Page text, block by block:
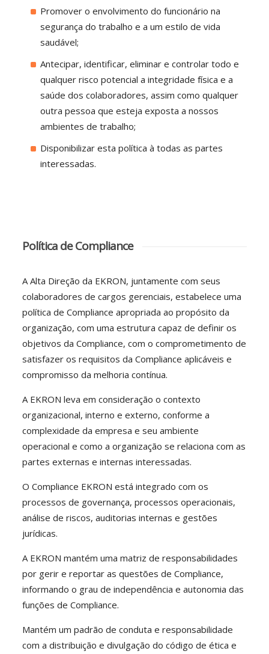
Promover o envolvimento do funcionário na
segurança do trabalho e a um estilo de vida
saudável;
Antecipar, identificar, eliminar e controlar todo e
qualquer risco potencial a integridade física e a
saúde dos colaboradores, assim como qualquer
outra pessoa que esteja exposta a nossos
ambientes de trabalho;
Disponibilizar esta política à todas as partes
interessadas.
Política de Compliance
A Alta Direção da EKRON, juntamente com seus
colaboradores de cargos gerenciais, estabelece uma
política de Compliance apropriada ao propósito da
organização, com uma estrutura capaz de definir os
objetivos da Compliance, com o comprometimento de
satisfazer os requisitos da Compliance aplicáveis e
compromisso da melhoria contínua.
A EKRON leva em consideração o contexto
organizacional, interno e externo, conforme a
complexidade da empresa e seu ambiente
operacional e como a organização se relaciona com as
partes externas e internas interessadas.
O Compliance EKRON está integrado com os
processos de governança, processos operacionais,
análise de riscos, auditorias internas e gestões
jurídicas.
A EKRON mantém uma matriz de responsabilidades
por gerir e reportar as questões de Compliance,
informando o grau de independência e autonomia das
funções de Compliance.
Mantém um padrão de conduta e responsabilidade
com a distribuição e divulgação do código de ética e